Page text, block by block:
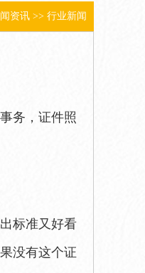
资讯 >> 行业新闻
务，证件照
标准又好看
没有这个证